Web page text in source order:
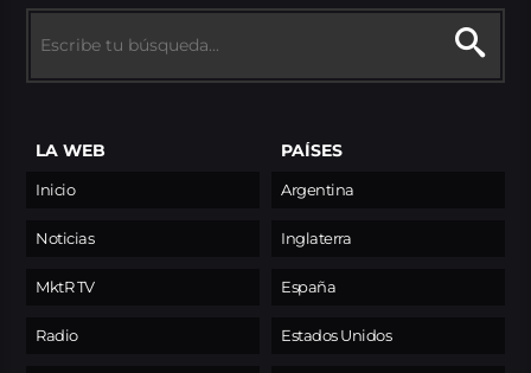
LA WEB
Inicio
Noticias
MktR TV
Radio
PAÍSES
Argentina
Inglaterra
España
Estados Unidos